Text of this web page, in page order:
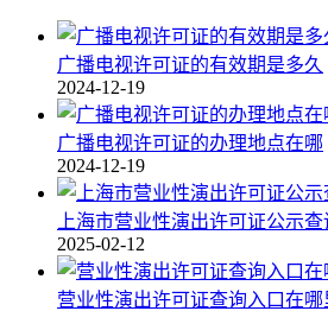
广播电视许可证的有效期是多久
2024-12-19
广播电视许可证的办理地点在哪
2024-12-19
上海市营业性演出许可证公示查
2025-02-12
营业性演出许可证查询入口在哪